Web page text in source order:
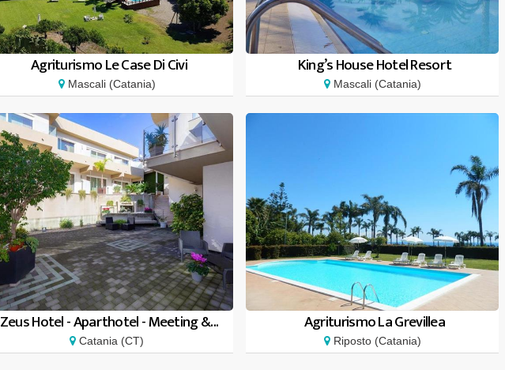
Agriturismo Le Case Di Civi
Mascali (Catania)
King’s House Hotel Resort
Mascali (Catania)
Zeus Hotel - Aparthotel - Meeting &...
Catania (CT)
Agriturismo La Grevillea
Riposto (Catania)